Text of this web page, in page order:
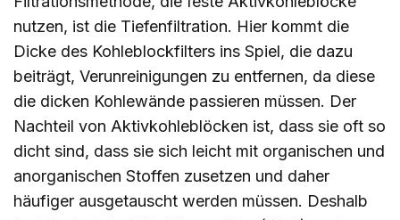
nutzen, ist die Tiefenfiltration. Hier kommt die
Dicke des Kohleblockfilters ins Spiel, die dazu
beiträgt, Verunreinigungen zu entfernen, da diese
die dicken Kohlewände passieren müssen. Der
Nachteil von Aktivkohleblöcken ist, dass sie oft so
dicht sind, dass sie sich leicht mit organischen und
anorganischen Stoffen zusetzen und daher
häufiger ausgetauscht werden müssen. Deshalb